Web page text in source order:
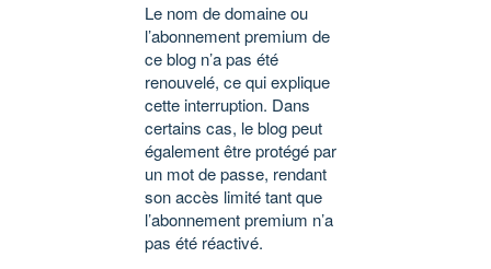
Le nom de domaine ou
l’abonnement premium de
ce blog n’a pas été
renouvelé, ce qui explique
cette interruption. Dans
certains cas, le blog peut
également être protégé par
un mot de passe, rendant
son accès limité tant que
l’abonnement premium n’a
pas été réactivé.